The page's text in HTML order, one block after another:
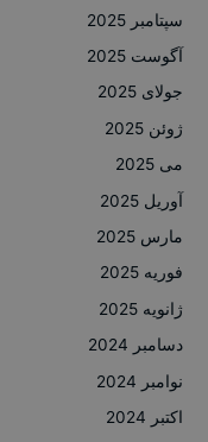
سپتامبر 2025
آگوست 2025
جولای 2025
ژوئن 2025
می 2025
آوریل 2025
مارس 2025
فوریه 2025
ژانویه 2025
دسامبر 2024
نوامبر 2024
اکتبر 2024